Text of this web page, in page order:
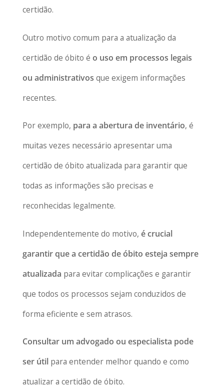
certidão.
Outro motivo comum para a atualização da
certidão de óbito é o uso em processos legais
ou administrativos que exigem informações
recentes.
Por exemplo, para a abertura de inventário, é
muitas vezes necessário apresentar uma
certidão de óbito atualizada para garantir que
todas as informações são precisas e
reconhecidas legalmente.
Independentemente do motivo, é crucial
garantir que a certidão de óbito esteja sempre
atualizada para evitar complicações e garantir
que todos os processos sejam conduzidos de
forma eficiente e sem atrasos.
Consultar um advogado ou especialista pode
ser útilpara entender melhor quando e como
atualizar a certidão de óbito.